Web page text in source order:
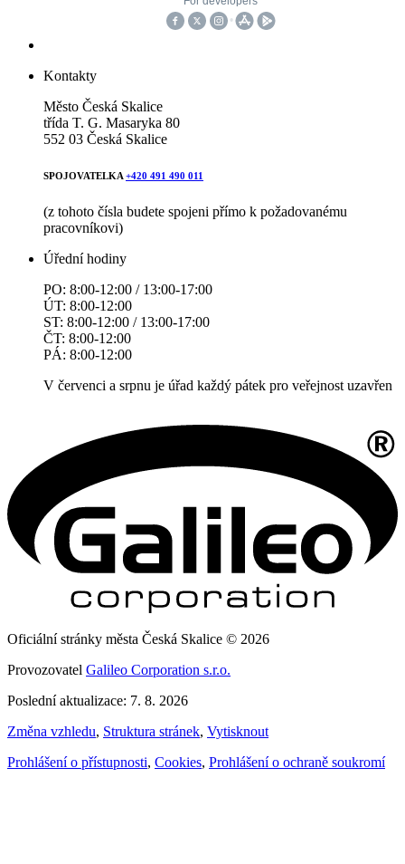
Kontakty
Město Česká Skalice
třída T. G. Masaryka 80
552 03 Česká Skalice
SPOJOVATELKA +420 491 490 011
(z tohoto čísla budete spojeni přímo k požadovanému
pracovníkovi)
Úřední hodiny
PO: 8:00-12:00 / 13:00-17:00
ÚT: 8:00-12:00
ST: 8:00-12:00 / 13:00-17:00
ČT: 8:00-12:00
PÁ: 8:00-12:00
V červenci a srpnu je úřad každý pátek pro veřejnost uzavřen
Oficiální stránky města Česká Skalice © 2026
Provozovatel Galileo Corporation s.r.o.
Poslední aktualizace: 7. 8. 2026
Změna vzhledu, Struktura stránek, Vytisknout
Prohlášení o přístupnosti, Cookies, Prohlášení o ochraně soukromí